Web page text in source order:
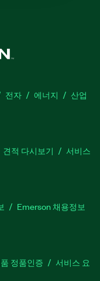
전자 에너지
산업
견적 다시보기
서비스
Emerson 채용정보
정품인증
서비스 요